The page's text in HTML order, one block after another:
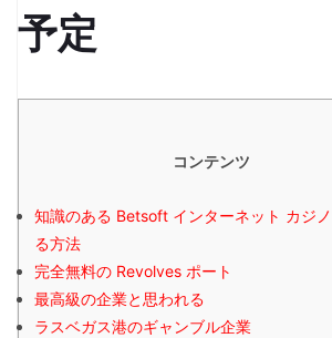
予定
コンテンツ
知識のある Betsoft インターネット カジ
る方法
完全無料の Revolves ポート
最高級の企業と思われる
ラスベガス港のギャンブル企業